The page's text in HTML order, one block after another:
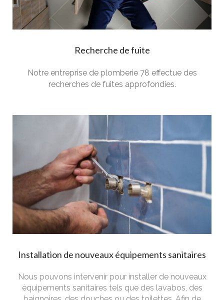
Recherche de fuite
Notre entreprise de plomberie 78 effectue des
recherches de fuites approfondies.
Installation de nouveaux équipements sanitaires
Nous pouvons intervenir pour installer de nouveaux
équipements sanitaires tels que des lavabos, des